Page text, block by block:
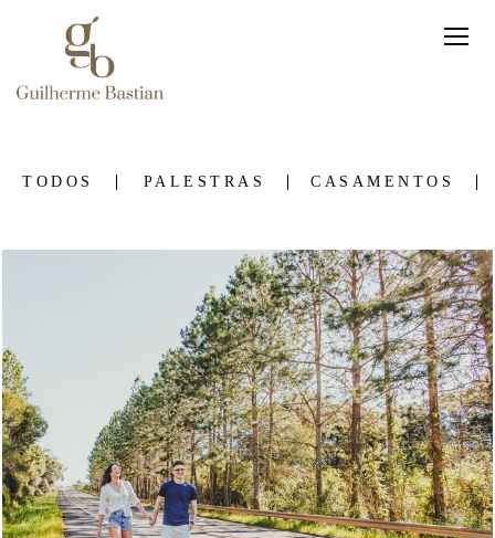
TODOS PALESTRAS CASAMENTOS
639 0